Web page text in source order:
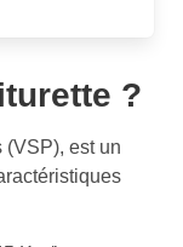
?
(VSP), est un